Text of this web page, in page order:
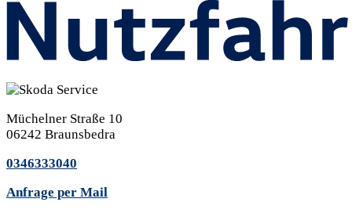
Müchelner Straße 10
06242 Braunsbedra
0346333040
Anfrage per Mail